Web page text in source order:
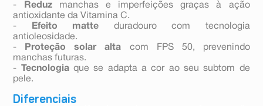
-
Reduzmanchas e imperfeições graças à ação
antioxidante da Vitamina C.
-
Efeito matte duradouro com tecnologia
antioleosidade.
-
Proteção solar alta com FPS 50, prevenindo
manchas futuras.
-
Tecnologiaque se adapta a cor ao seu subtom de
pele.
Diferenciais